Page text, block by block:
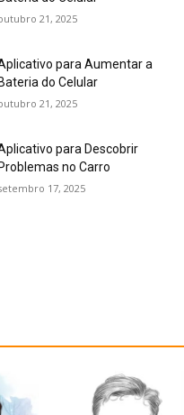
21, 2025
para Aumentar a
Bateria do Celular
21, 2025
para Descobrir
Problemas no Carro
17, 2025